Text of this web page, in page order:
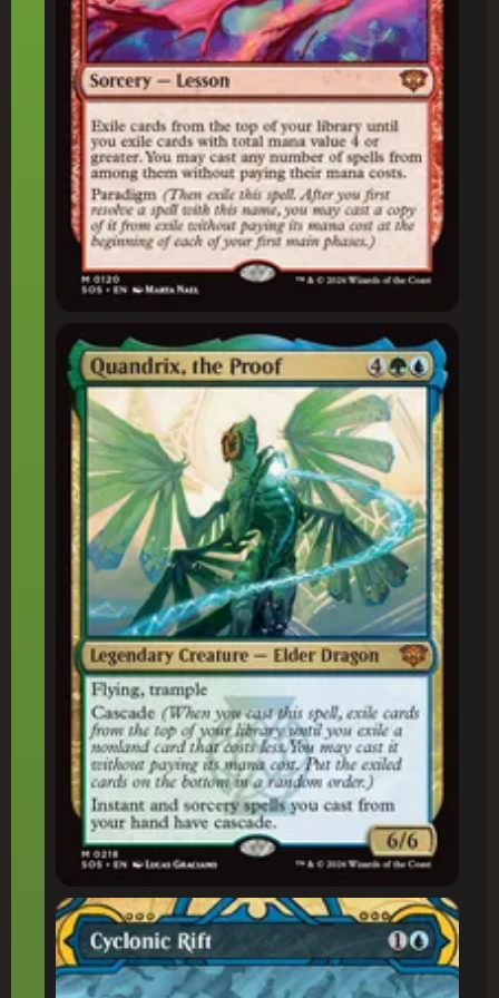
Quandrix, a Prova
Fenda Ciclônica